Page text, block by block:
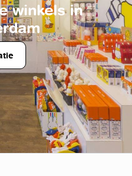
winkels in